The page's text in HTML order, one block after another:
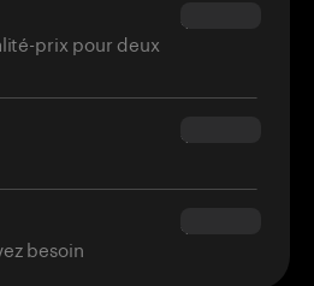
prix pour deux
$34.95
$160.00
besoin
$180.00